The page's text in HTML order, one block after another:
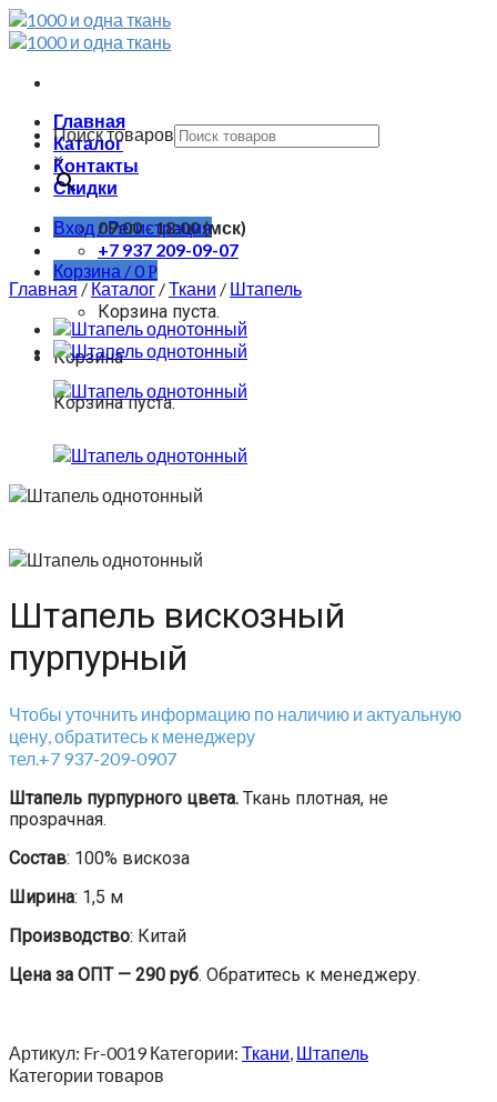
Skip
to
Главная
Каталог
Контакты
Скидки
Вход / Регистрация
Корзина /0Р
Корзина пуста.
Корзина
Корзина пуста.
Поиск товаров
×
09:00 - 18:00 (мск)
+7 937 209-09-07
Главная/Каталог /Ткани / Штапель
Штапель вискозный
пурпурный
Чтобы уточнить информацию по наличию и актуальную
цену, обратитесь к менеджеру
тел.+7 937-209-0907
Штапель пурпурного цвета. Ткань плотная, не
прозрачная.
Состав: 100% вискоза
Ширина: 1,5 м
Производство: Китай
Цена за ОПТ — 290 руб. Обратитесь к менеджеру.
Артикул: Fr-0019 Категории: Ткани, Штапель
Категории товаров